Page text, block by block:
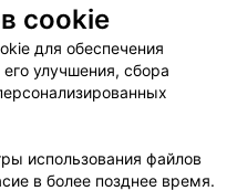
Способы оплаты
103.by
данных
cookie
для обеспечения
его улучшения, сбора
использования файлов
в более позднее время.